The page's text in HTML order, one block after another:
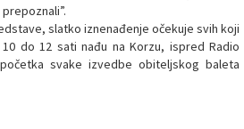
slatko iznenađenje očekuje svih koji
do 12 sati nađu na Korzu, ispred Radio
svake izvedbe obiteljskog baleta